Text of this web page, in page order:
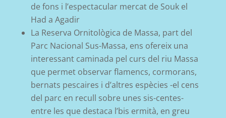
de fons i l’espectacular mercat de Souk el
Had a Agadir
La Reserva Ornitològica de Massa, part del
Parc Nacional Sus-Massa, ens ofereix una
interessant caminada pel curs del riu Massa
que permet observar flamencs, cormorans,
bernats pescaires i d’altres espècies -el cens
del parc en recull sobre unes sis-centes-
entre les que destaca l’bis ermità, en greu